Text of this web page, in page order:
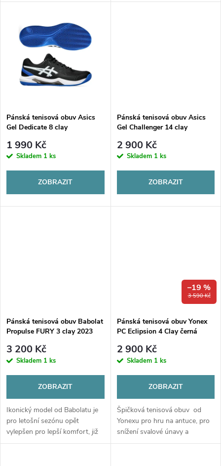
Pánská tenisová obuv Asics
Gel Dedicate 8 clay
1 990 Kč
Skladem 1 ks
ZOBRAZIT
Pánská tenisová obuv Asics
Gel Challenger 14 clay
2 900 Kč
Skladem 1 ks
ZOBRAZIT
Pánská tenisová obuv Babolat
Propulse FURY 3 clay 2023
3 200 Kč
Skladem 1 ks
ZOBRAZIT
Ikonický model od Babolatu je
pro letošní sezónu opět
vylepšen pro lepší komfort, již
tradičně v kooperaci se
3 590 Kč
–19 %
Pánská tenisová obuv Yonex
PC Eclipsion 4 Clay černá
2 900 Kč
Skladem 1 ks
ZOBRAZIT
Špičková tenisová obuv od
Yonexu pro hru na antuce, pro
snížení svalové únavy a
pohlcování nárazů. Úžasně